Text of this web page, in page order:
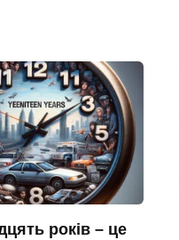
років – це